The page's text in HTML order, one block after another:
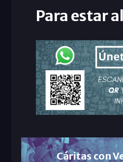
Para estar
Cáritas con